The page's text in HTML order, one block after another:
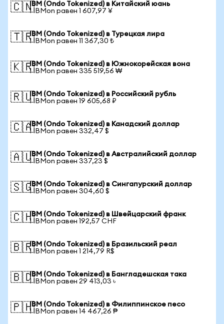
🇨🇳IBM (Ondo Tokenized) в Китайский юань
1 IBMon равен 1 607,97 ¥
🇹🇷IBM (Ondo Tokenized) в Турецкая лира
1 IBMon равен 11 367,30 ₺
🇰🇷IBM (Ondo Tokenized) в Южнокорейская вона
1 IBMon равен 335 519,56 ₩
🇷🇺IBM (Ondo Tokenized) в Российский рубль
1 IBMon равен 19 605,68 ₽
🇨🇦IBM (Ondo Tokenized) в Канадский доллар
1 IBMon равен 332,47 $
🇦🇺IBM (Ondo Tokenized) в Австралийский доллар
1 IBMon равен 337,23 $
🇸🇬IBM (Ondo Tokenized) в Сингапурский доллар
1 IBMon равен 304,60 $
🇨🇭IBM (Ondo Tokenized) в Швейцарский франк
1 IBMon равен 192,57 CHF
🇧🇷IBM (Ondo Tokenized) в Бразильский реал
1 IBMon равен 1 214,79 R$
🇧🇩IBM (Ondo Tokenized) в Бангладешская така
1 IBMon равен 29 413,03 ৳
🇵🇭IBM (Ondo Tokenized) в Филиппинское песо
1 IBMon равен 14 467,26 ₱